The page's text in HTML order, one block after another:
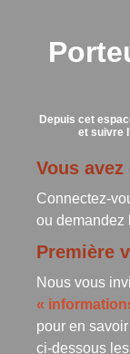
Depuis cet
et suivre
Vous
Connectez-
ou demandez
Première
Nous vous
«
pour en
ci-dessous